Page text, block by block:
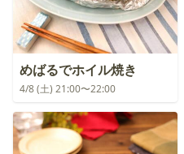
めばるでホイル焼き
4/8 (土) 21:00〜22:00